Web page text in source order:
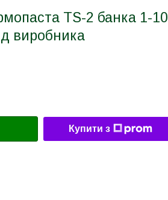
TS-2 банка 1-10
виробника
Купити з